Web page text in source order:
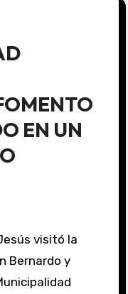
EN UN
Bernardo y